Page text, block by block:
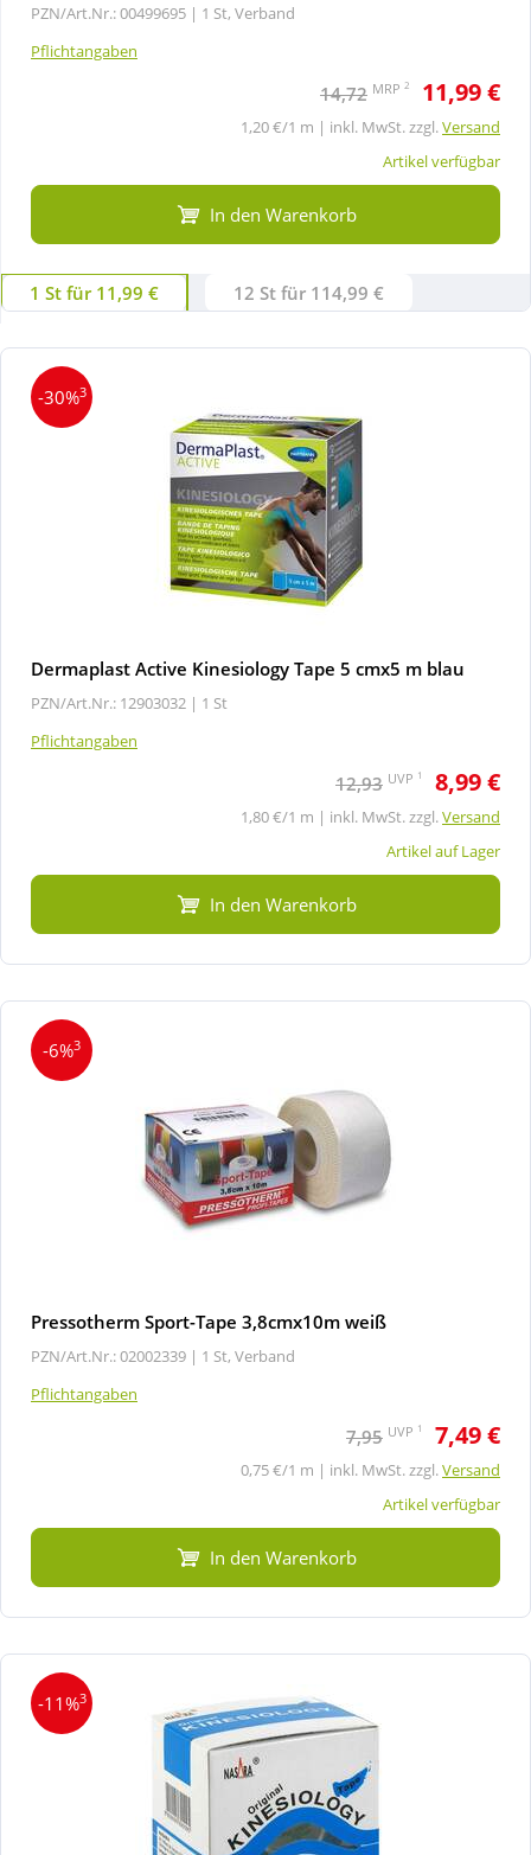
Natur & Homöopathie
Tierbedarf
Wellness
PZN/Art.Nr.: 00499695 | 1 St, Verband
Pflichtangaben
14,72 MRP 2 11,99 €
1,20 €/1 m | inkl. MwSt. zzgl.Versand
Artikel verfügbar
In den Warenkorb
1 St für 11,99 € 12 St für 114,99 €
-30%3
Dermaplast Active Kinesiology Tape 5 cmx5 m blau
PZN/Art.Nr.: 12903032 | 1 St
Pflichtangaben
12,93 UVP 1 8,99 €
1,80 €/1 m | inkl. MwSt. zzgl.Versand
Artikel auf Lager
In den Warenkorb
-6%3
Pressotherm Sport-Tape 3,8cmx10m weiß
PZN/Art.Nr.: 02002339 | 1 St, Verband
Pflichtangaben
7,95 UVP 1 7,49 €
0,75 €/1 m | inkl. MwSt. zzgl.Versand
Artikel verfügbar
In den Warenkorb
-11%3